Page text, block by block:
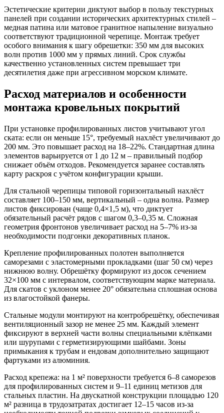
Эстетические критерии диктуют выбор в пользу текстурных
панелей при создании исторических архитектурных стилей –
медная патина или матовое гранитное напыление визуально
соответствуют традиционной черепице. Монтаж требует
особого внимания к шагу обрешетки: 350 мм для высоких
волн против 1000 мм у прямых линий. Срок службы
качественно установленных систем превышает три
десятилетия даже при агрессивном морском климате.
Расход материалов и особенности
монтажа кровельных покрытий
При установке профилированных листов учитывают угол
ската: если он меньше 15°, требуемый нахлёст увеличивают до
200 мм. Это повышает расход на 18–22%. Стандартная длина
элементов варьируется от 1 до 12 м – правильный подбор
снижает объём отходов. Рекомендуется заранее составлять
карту раскроя с учётом конфигурации крыши.
Для стальной черепицы типовой горизонтальный нахлёст
составляет 100–150 мм, вертикальный – одна волна. Размер
листов фиксирован (чаще 0,4×1,5 м), что диктует
обязательный расчёт рядов с шагом 0,3–0,35 м. Сложная
геометрия фронтонов увеличивает расход на 5–7% из-за
необходимости подгонки декоративных планок.
Крепление профилированных полотен выполняется
саморезами с эластомерными прокладками (шаг 50 см) через
нижнюю волну. Обрешётку формируют из досок сечением
32×100 мм с интервалом, соответствующим марке материала.
Для скатов с уклоном менее 20° обязательна сплошная основа
из влагостойкой фанеры.
Стальные модули монтируют на контробрешётку, обеспечивая
вентиляционный зазор не менее 25 мм. Каждый элемент
фиксируют в верхней части волны специальными клёпками
или шурупами с герметизирующими шайбами. Зоны
примыкания к трубам и ендовам дополнительно защищают
фартуками из алюминия.
Расход крепежа: на 1 м² поверхности требуется 6–8 саморезов
для профилированных систем и 9–11 единиц метизов для
стальных пластин. На двускатной конструкции площадью 120
м² разница в трудозатратах достигает 12–15 часов из-за